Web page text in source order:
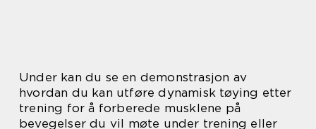
Under kan du se en demonstrasjon av
hvordan du kan utføre dynamisk tøying etter
trening for å forberede musklene på
bevegelser du vil møte under trening eller